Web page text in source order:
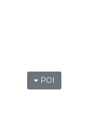
POI